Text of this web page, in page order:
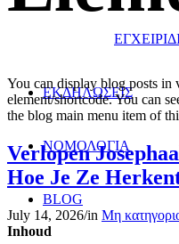
ΕΚΔΗΛΩΣΕΙΣ
ΝΟΜΟΛΟΓΙΑ
BLOG
You can display blog posts in
element/shortcode. You can
the blog main menu item of
Verlopen
Hoe Je Ze
July 14, 2026/in Μη
Inhoud